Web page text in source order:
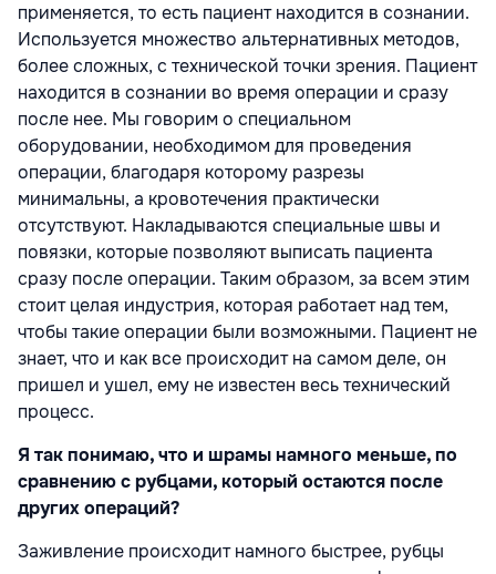
применяется, то есть пациент находится в сознании.
Используется множество альтернативных методов,
более сложных, с технической точки зрения. Пациент
находится в сознании во время операции и сразу
после нее. Мы говорим о специальном
оборудовании, необходимом для проведения
операции, благодаря которому разрезы
минимальны, а кровотечения практически
отсутствуют. Накладываются специальные швы и
повязки, которые позволяют выписать пациента
сразу после операции. Таким образом, за всем этим
стоит целая индустрия, которая работает над тем,
чтобы такие операции были возможными. Пациент не
знает, что и как все происходит на самом деле, он
пришел и ушел, ему не известен весь технический
процесс.
Я так понимаю, что и шрамы намного меньше, по
сравнению с рубцами, который остаются после
других операций?
Заживление происходит намного быстрее, рубцы